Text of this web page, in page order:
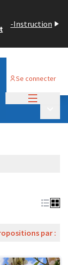
-Instruction
Se connecter
par :